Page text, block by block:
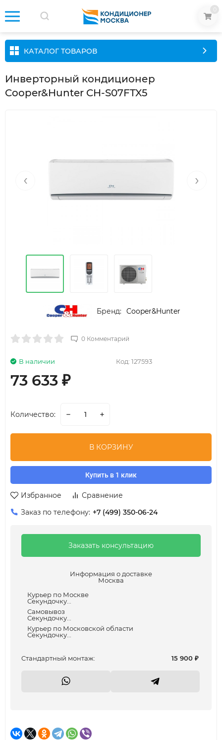
КАТАЛОГ ТОВАРОВ
Инверторный кондиционер
Cooper&Hunter CH-S07FTX5
‹ ›
Бренд: Cooper&Hunter
0 Комментарий
Код: 127593
В наличии
73 633 ₽
Количество:
В КОРЗИНУ
Купить в 1 клик
Избранное
Сравнение
Заказ по телефону: +7 (499) 350-06-24
Заказать консультацию
Информация о доставке
Москва
Курьер по Москве
Секундочку...
Самовывоз
Секундочку...
Курьер по Московской области
Секундочку...
Cтандартный монтаж: 15 900 ₽